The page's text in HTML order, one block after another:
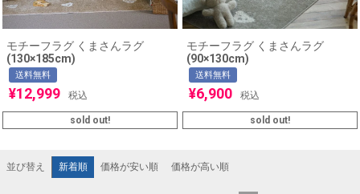
モチーフラグ くまさんラグ
(130×185cm)
送料無料
¥12,999 税込
sold out!
モチーフラグ くまさんラグ
(90×130cm)
送料無料
¥6,900 税込
sold out!
並び替え 新着順 価格が安い順 価格が高い順